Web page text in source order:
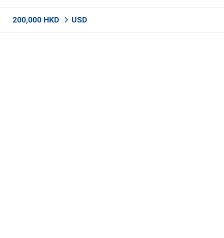
200,000 HKD USD